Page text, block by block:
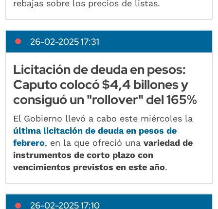
rebajas sobre los precios de listas.
26-02-2025 17:31
Licitación de deuda en pesos:
Caputo colocó $4,4 billones y
consiguó un "rollover" del 165%
El Gobierno llevó a cabo este miércoles la
última licitación de deuda en pesos de
febrero, en la que ofreció unavariedad de
instrumentos de corto plazo con
vencimientos previstos en este año.
26-02-2025 17:10